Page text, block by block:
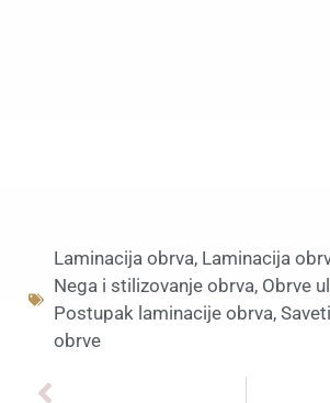
Laminacija obrva, Laminacija
Nega i stilizovanje obrva, Obrve
Postupak laminacije obrva,
obrve